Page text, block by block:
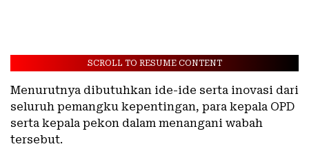
SCROLL TO RESUME CONTENT
Menurutnya dibutuhkan ide-ide serta inovasi dari
seluruh pemangku kepentingan, para kepala OPD
serta kepala pekon dalam menangani wabah
tersebut.